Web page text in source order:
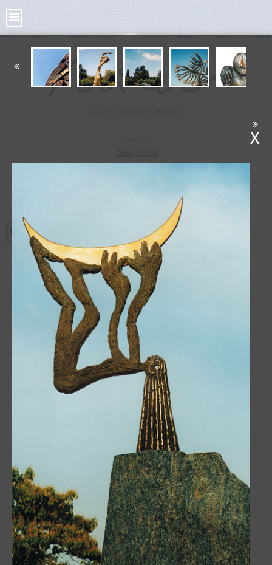
Radierungen
X
Engel der Verfolgten